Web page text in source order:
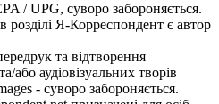
/ UPG, суворо забороняється.
розділі Я-Корреспондент є автор
та відтворення
або аудіовізуальних творів
- суворо забороняється.